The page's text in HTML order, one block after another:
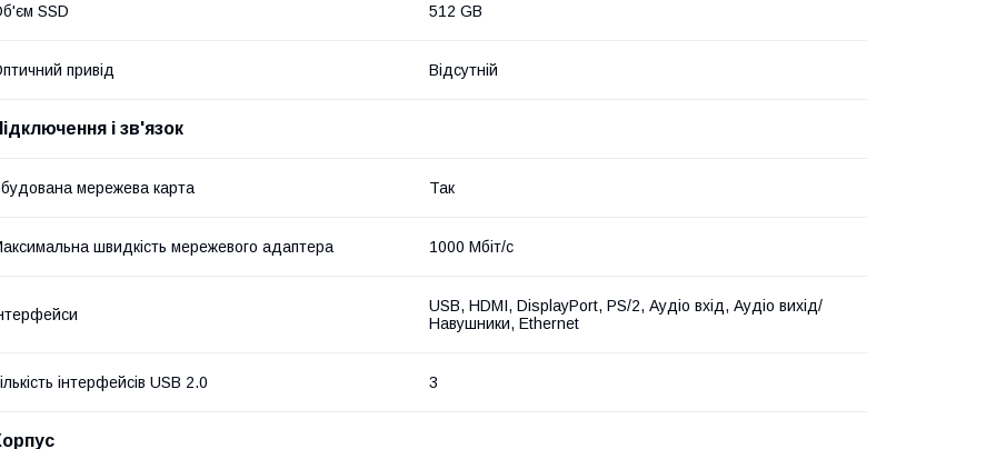
SSD 512 GB
привід Відсутній
і зв'язок
мережева карта Так
швидкість мережевого адаптера 1000 Мбіт/с
USB, HDMI, DisplayPort, PS/2, Аудіо вхід, Аудіо вихід/
Навушники, Ethernet
інтерфейсів USB 2.0 3